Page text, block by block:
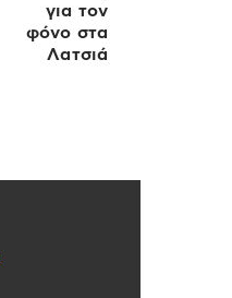
για τον
φόνο στα
Λατσιά